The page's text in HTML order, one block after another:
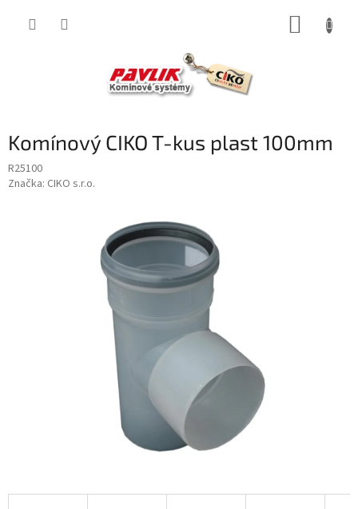
Komínový CIKO T-kus plast 100mm
R25100
Značka: CIKO s.r.o.